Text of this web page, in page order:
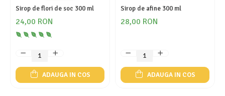
Sirop de flori de soc 300 ml
24,00 RON
ADAUGA IN COS
Sirop de afine 300 ml
28,00 RON
ADAUGA IN COS